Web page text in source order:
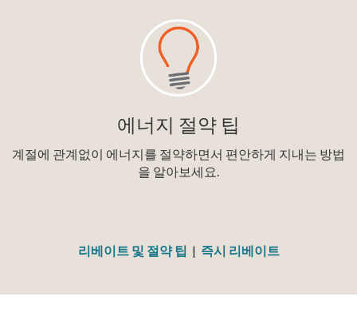
에너지 절약 팁
계절에 관계없이 에너지를 절약하면서 편안하게 지내는 방법
을 알아보세요.
리베이트 및 절약 팁 | 즉시 리베이트